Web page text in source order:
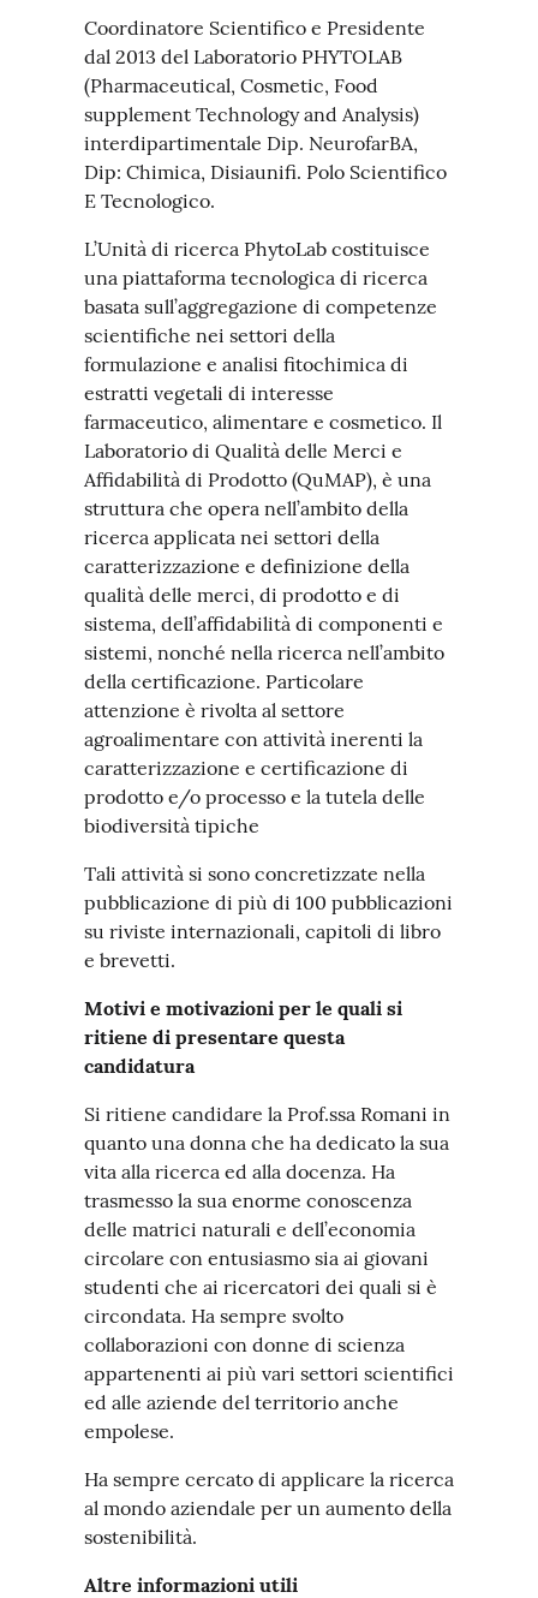
Coordinatore Scientifico e Presidente
dal 2013 del Laboratorio PHYTOLAB
(Pharmaceutical, Cosmetic, Food
supplement Technology and Analysis)
interdipartimentale Dip. NeurofarBA,
Dip: Chimica, Disiaunifi. Polo Scientifico
E Tecnologico.
L’Unità di ricerca PhytoLab costituisce
una piattaforma tecnologica di ricerca
basata sull’aggregazione di competenze
scientifiche nei settori della
formulazione e analisi fitochimica di
estratti vegetali di interesse
farmaceutico, alimentare e cosmetico. Il
Laboratorio di Qualità delle Merci e
Affidabilità di Prodotto (QuMAP), è una
struttura che opera nell’ambito della
ricerca applicata nei settori della
caratterizzazione e definizione della
qualità delle merci, di prodotto e di
sistema, dell’affidabilità di componenti e
sistemi, nonché nella ricerca nell’ambito
della certificazione. Particolare
attenzione è rivolta al settore
agroalimentare con attività inerenti la
caratterizzazione e certificazione di
prodotto e/o processo e la tutela delle
biodiversità tipiche
Tali attività si sono concretizzate nella
pubblicazione di più di 100 pubblicazioni
su riviste internazionali, capitoli di libro
e brevetti.
Motivi e motivazioni per le quali si
ritiene di presentare questa
candidatura
Si ritiene candidare la Prof.ssa Romani in
quanto una donna che ha dedicato la sua
vita alla ricerca ed alla docenza. Ha
trasmesso la sua enorme conoscenza
delle matrici naturali e dell’economia
circolare con entusiasmo sia ai giovani
studenti che ai ricercatori dei quali si è
circondata. Ha sempre svolto
collaborazioni con donne di scienza
appartenenti ai più vari settori scientifici
ed alle aziende del territorio anche
empolese.
Ha sempre cercato di applicare la ricerca
al mondo aziendale per un aumento della
sostenibilità.
Altre informazioni utili